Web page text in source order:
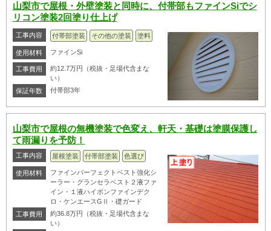
山梨市で屋根・外壁塗装と同時に、付帯部もファインSiでシ
リコン塗装2回塗り仕上げ
工事内容 付帯部塗装 その他の塗装 塗料
使用材料 ファインSi
工事費用
約12.7万円（税抜・足場代含まな
い）
保証年数
付帯部3年
山梨市で屋根の無機塗装で色変え、軒天・基礎は塗膜保護し
て雨漏りを予防！
工事内容 屋根塗装 付帯部塗装 色選び
使用材料
ファインパーフェクトベスト強化シ
ーラー・グランセラベスト２液ファ
イン・１液ハイポンファインデク
ロ・ケンエースGⅡ・礎ガード
工事費用
約36.8万円（税抜・足場代含まな
い）